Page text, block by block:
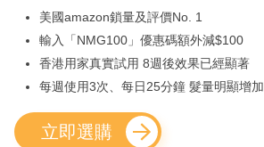
美國amazon鎖量及評價No. 1
輸入「NMG100」優惠碼額外減$100
香港用家真實試用 8週後效果已經顯著
每週使用3次、每日25分鐘 髮量明顯增加
立即選購